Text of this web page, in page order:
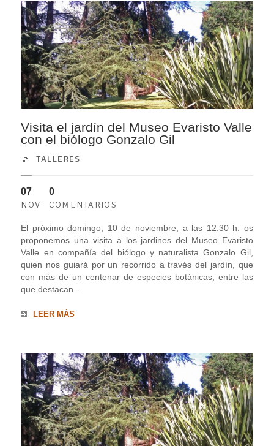
Visita el jardín del Museo Evaristo Valle
con el biólogo Gonzalo Gil
TALLERES
07
NOV
0
COMENTARIOS
El próximo domingo, 10 de noviembre, a las 12.30 h. os
proponemos una visita a los jardines del Museo Evaristo
Valle en compañía del biólogo y naturalista Gonzalo Gil,
quien nos guiará por un recorrido a través del jardín, que
con más de un centenar de especies botánicas, entre las
que destacan...
LEER MÁS